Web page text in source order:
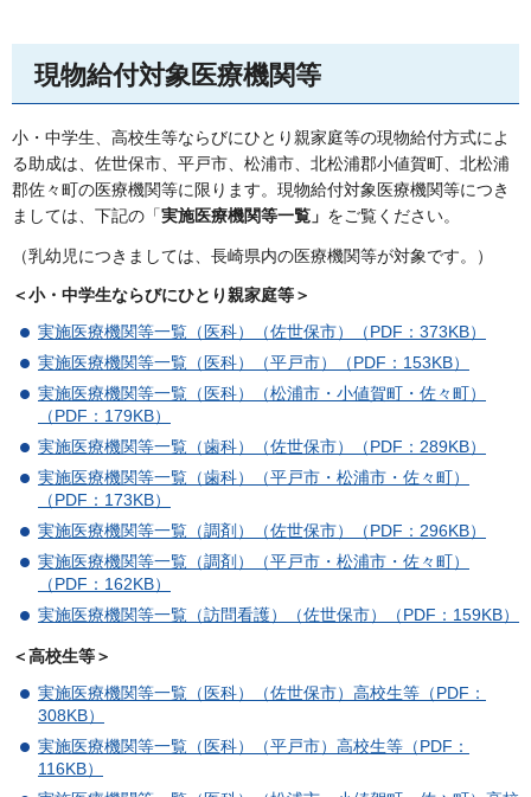
現物給付対象医療機関等
小・中学生、高校生等ならびにひとり親家庭等の現物給付方式によ
る助成は、佐世保市、平戸市、松浦市、北松浦郡小値賀町、北松浦
郡佐々町の医療機関等に限ります。現物給付対象医療機関等につき
ましては、下記の「実施医療機関等一覧」 をご覧ください。
（乳幼児につきましては、長崎県内の医療機関等が対象です。）
＜小・中学生ならびにひとり親家庭等＞
実施医療機関等一覧（医科）（佐世保市）（PDF：373KB）
実施医療機関等一覧（医科）（平戸市）（PDF：153KB）
実施医療機関等一覧（医科）（松浦市・小値賀町・佐々町）
（PDF：179KB）
実施医療機関等一覧（歯科）（佐世保市）（PDF：289KB）
実施医療機関等一覧（歯科）（平戸市・松浦市・佐々町）
（PDF：173KB）
実施医療機関等一覧（調剤）（佐世保市）（PDF：296KB）
実施医療機関等一覧（調剤）（平戸市・松浦市・佐々町）
（PDF：162KB）
実施医療機関等一覧（訪問看護）（佐世保市）（PDF：159KB）
＜高校生等＞
実施医療機関等一覧（医科）（佐世保市）高校生等（PDF：
308KB）
実施医療機関等一覧（医科）（平戸市）高校生等（PDF：
116KB）